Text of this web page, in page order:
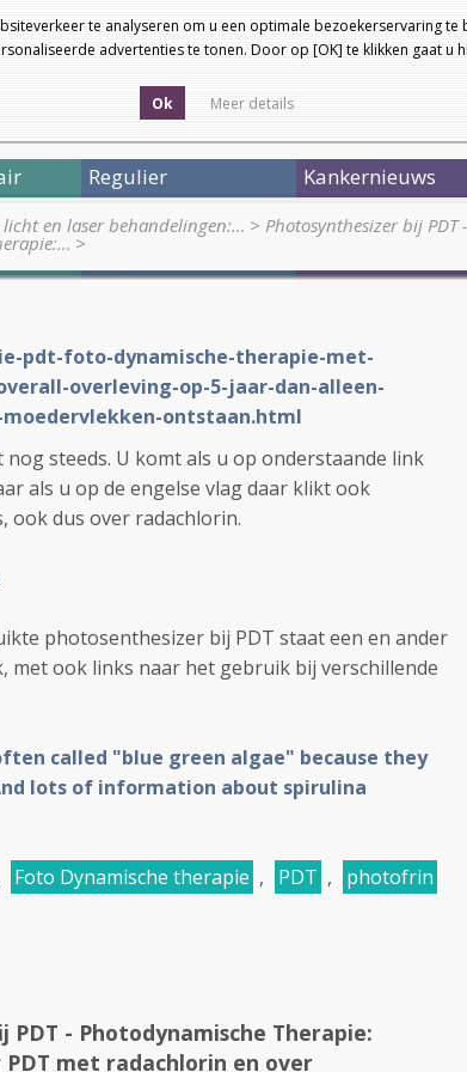
te analyseren om u een optimale bezoekerservaring
advertenties te tonen. Door op [OK] te klikken gaat u
Ok Meer details
Regulier Kankernieuws
licht en laser behandelingen:… > Photosynthesizer bij
>
pdt-foto-dynamische-therapie-met-
overleving-op-5-jaar-dan-alleen-
ontstaan.html
steeds. U komt als u op onderstaande link
als u op de engelse vlag daar klikt ook
ook dus over radachlorin.
photosenthesizer bij PDT staat een en ander
ook links naar het gebruik bij verschillende
called "blue green algae" because they
lots of information about spirulina
Foto Dynamische therapie , PDT , photofrin
PDT - Photodynamische Therapie:
met radachlorin en over